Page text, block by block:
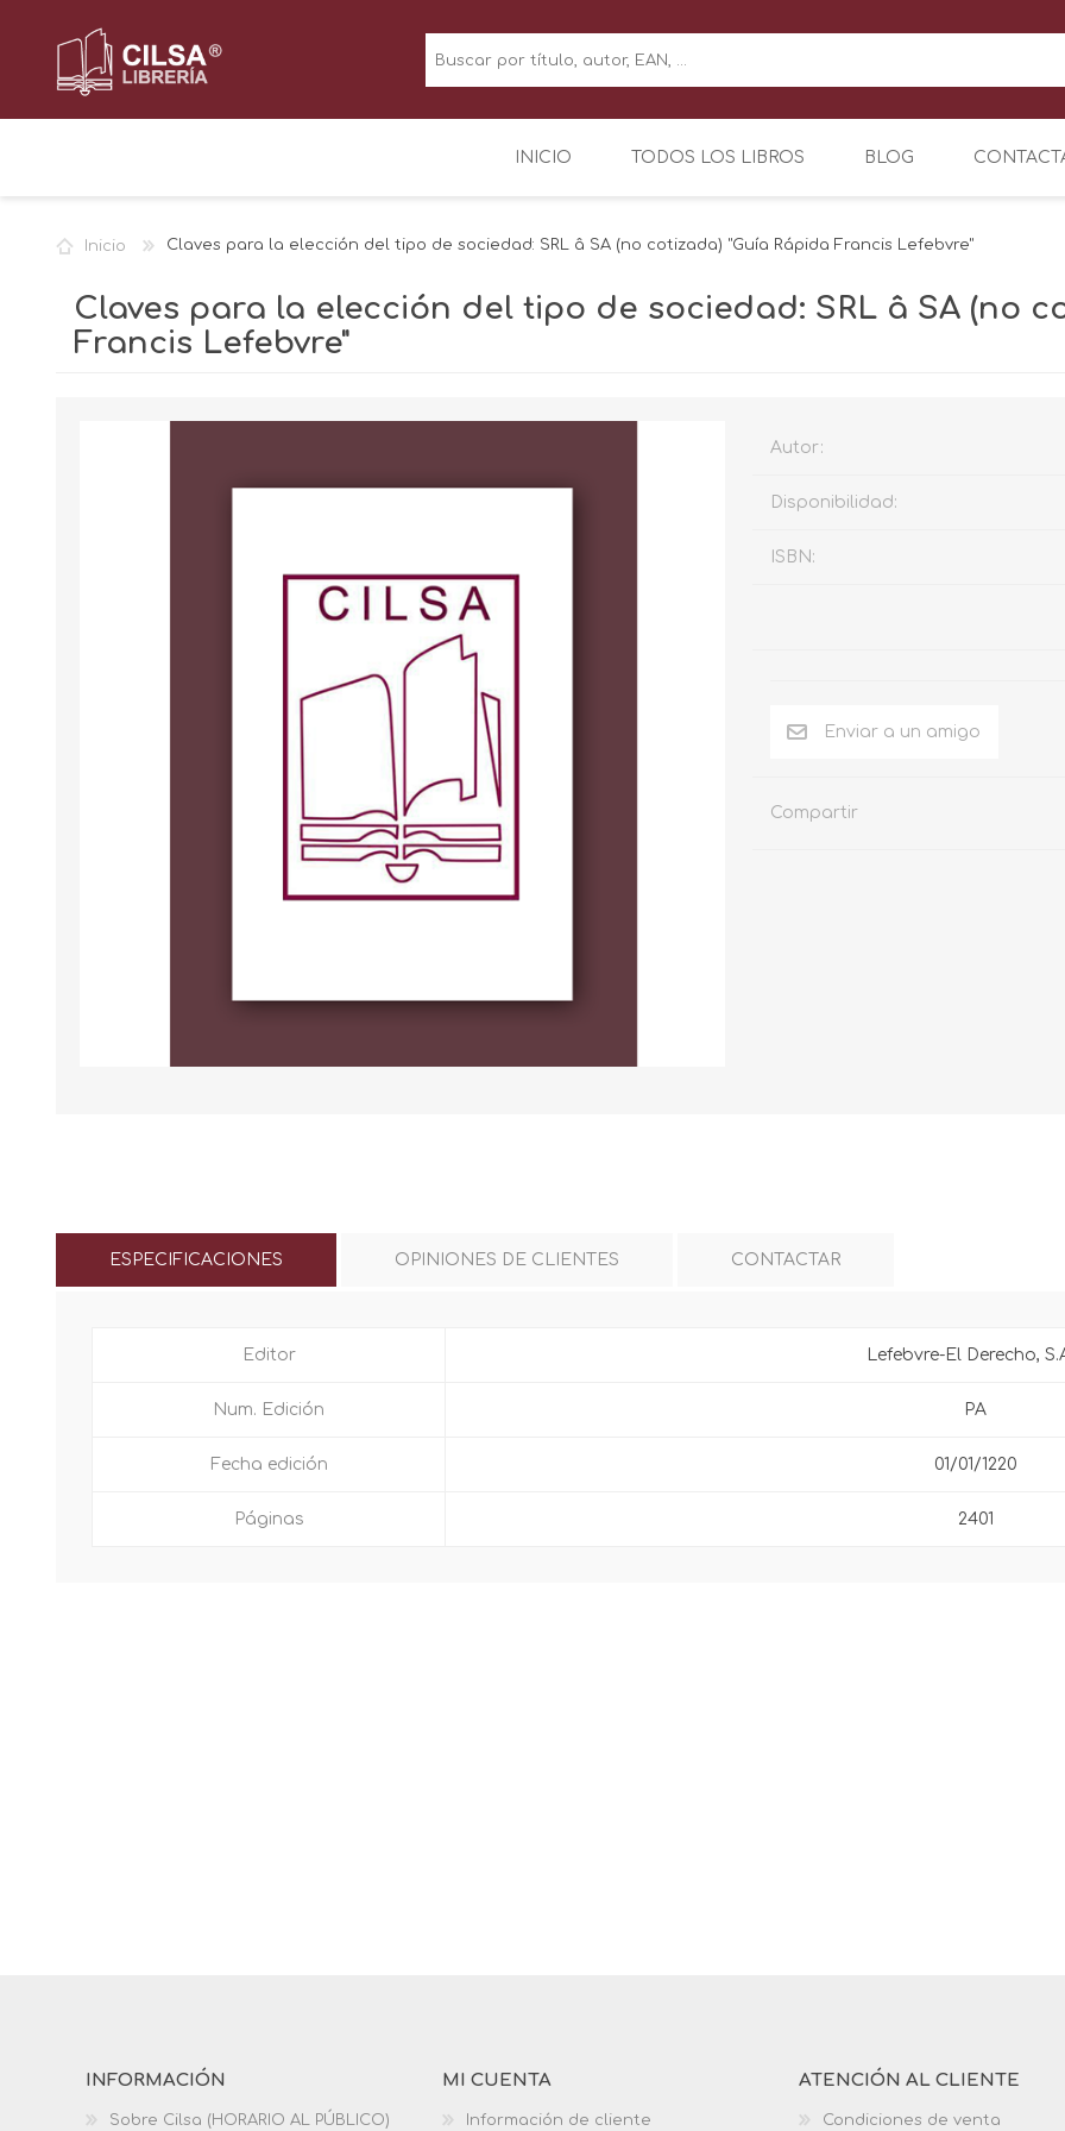
INICIO TODOS LOS LIBROS BLOG
Inicio Claves para la elección del tipo de sociedad: SRL â SA (no cotizada) "Guía Rápida Francis Lefebvre"
Claves para la elección del tipo de sociedad: SRL â SA (no
Francis Lefebvre"
Autor:
Disponibilidad:
ISBN:
Compartir
ESPECIFICACIONES OPINIONES DE CLIENTES CONTACTAR
Editor Lefebvre-El Derecho,
Num. Edición PA
Fecha edición 01/01/1220
Páginas 2401
INFORMACIÓN
Sobre Cilsa (HORARIO AL PÚBLICO)
MI CUENTA
Información de cliente
ATENCIÓN AL CLIENTE
Condiciones de venta